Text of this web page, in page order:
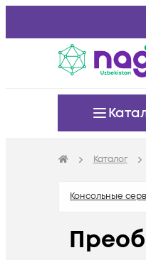
Каталог
Консольные